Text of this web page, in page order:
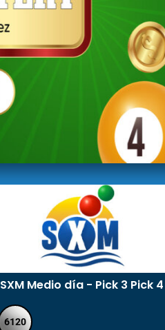
SXM Medio día - Pick 3 Pick 4
6120